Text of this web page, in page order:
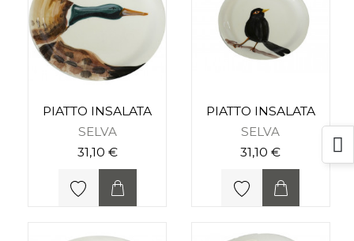
PIATTO INSALATA
SELVA
31,10 €
PIATTO INSALATA
SELVA
31,10 €